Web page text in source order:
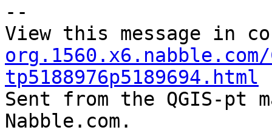
--
View this message in
tp5188976p5189694.html
Sent from the QGIS-